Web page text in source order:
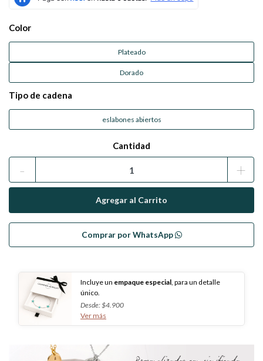
Color
Plateado
Dorado
Tipo de cadena
eslabones abiertos
Cantidad
- +
Comprar por WhatsApp
Incluye un empaque especial , para un detalle
único.
Desde: $4.900
Ver más